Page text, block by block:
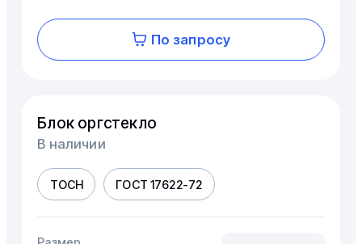
По запросу
Блок оргстекло
В наличии
ТОСН ГОСТ 17622-72